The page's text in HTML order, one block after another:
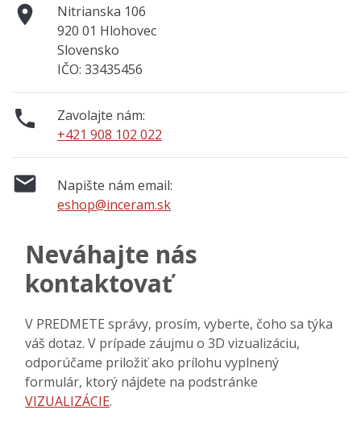

Nitrianska 106
920 01 Hlohovec
Slovensko
IČO: 33435456

Zavolajte nám:
+421 908 102 022

Napište nám email:
eshop@inceram.sk
Neváhajte nás
kontaktovať
V PREDMETE správy, prosím, vyberte, čoho sa týka
váš dotaz. V prípade záujmu o 3D vizualizáciu,
odporúčame priložiť ako prílohu vyplnený
formulár, ktorý nájdete na podstránke
VIZUALIZÁCIE.